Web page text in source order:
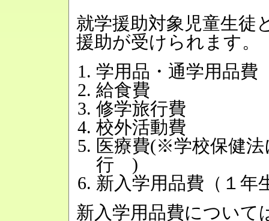
就学援助対象児童生徒
援助が受けられます。
学用品・通学用品費
給食費
修学旅行費
校外活動費
医療費(※学校保健
行 )
新入学用品費（１年
新入学用品費について